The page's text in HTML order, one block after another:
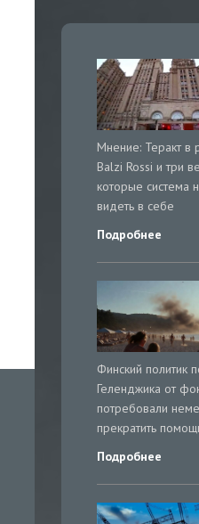
Мнение: Теракт в
Balzi Rossi и три
которые система
видеть в себе
Подробнее
Финский политик
Геленджика от
потребовали
прекратить
Подробнее